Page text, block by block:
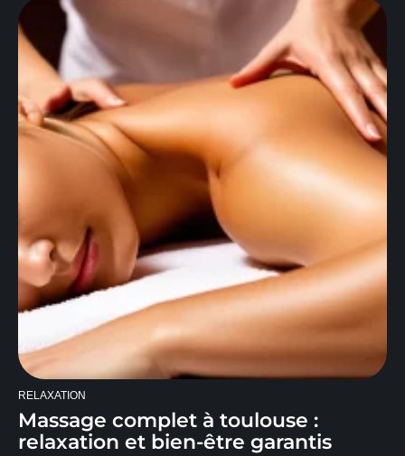
RELAXATION
Massage complet à toulouse :
relaxation et bien-être garantis